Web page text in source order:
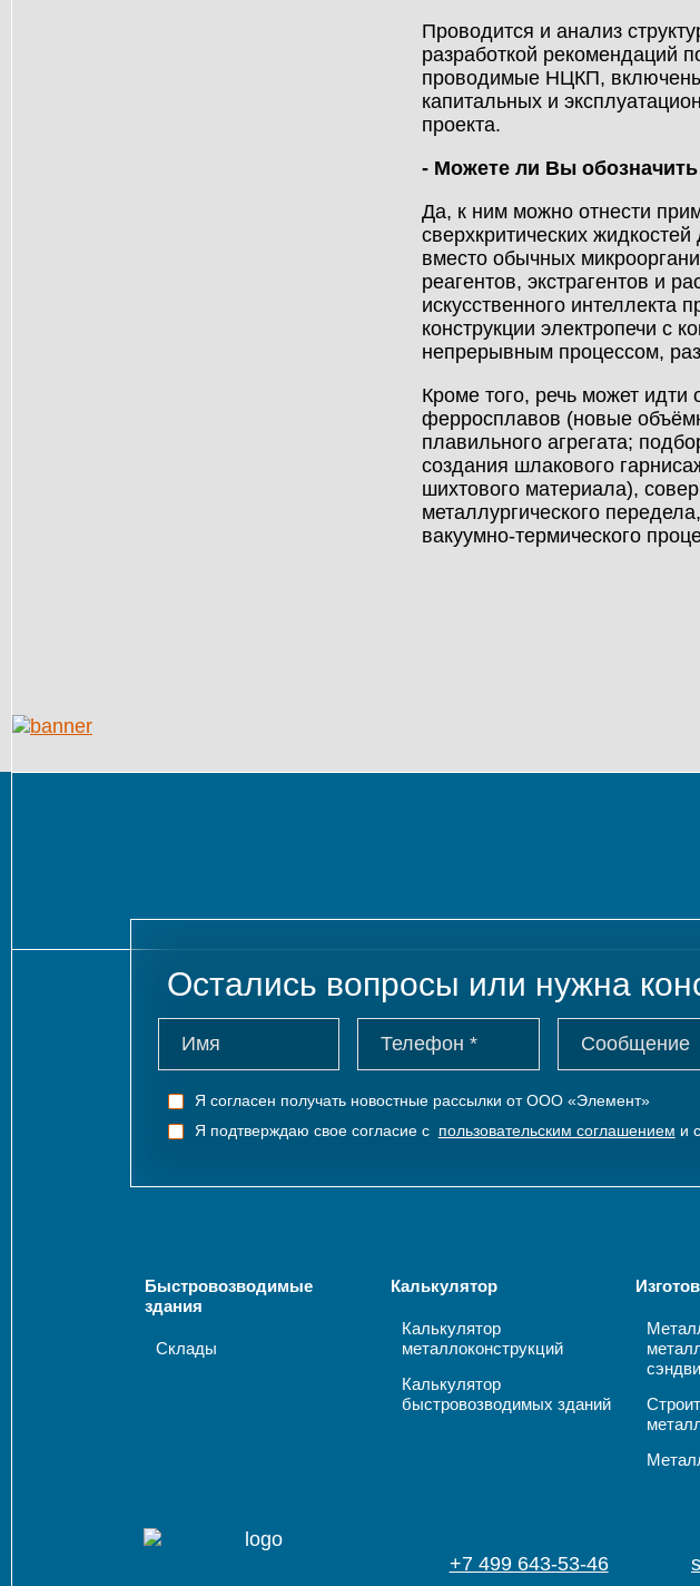
Проводится и анализ
разработкой рекомендаций
проводимые НЦКП,
капитальных и
проекта.
- Можете ли Вы
Да, к ним можно отнести
сверхкритических
вместо обычных
реагентов, экстрагентов и
искусственного интеллекта
конструкции электропечи с
непрерывным процессом,
Кроме того, речь может идти
ферросплавов (новые
плавильного агрегата;
создания шлакового
шихтового материала),
металлургического
вакуумно-термического
Остались вопросы или нужна
Я согласен получать новостные рассылки от ООО «Элемент»
Я подтверждаю свое согласие с пользовательским соглашением и с
Быстровозводимые
здания
Склады
Калькулятор
Калькулятор
металлоконструкций
Калькулятор
быстровозводимых зданий
+7 499 643-53-46